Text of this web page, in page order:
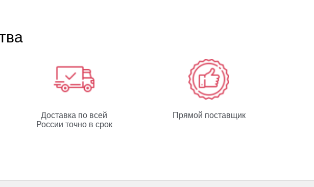
Доставка по всей
России точно в срок
Прямой поставщик